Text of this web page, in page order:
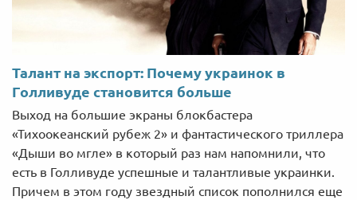
Талант на экспорт: Почему украинок в
Голливуде становится больше
Выход на большие экраны блокбастера
«Тихоокеанский рубеж 2» и фантастического триллера
«Дыши во мгле» в который раз нам напомнили, что
есть в Голливуде успешные и талантливые украинки.
Причем в этом году звездный список пополнился еще